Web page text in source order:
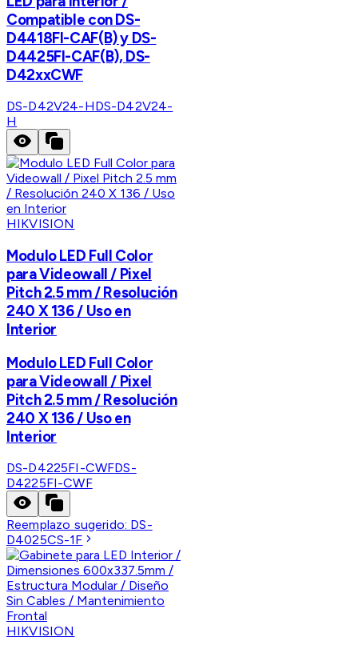
Compatible con DS-
D4418FI-CAF(B) y DS-
D4425FI-CAF(B), DS-
D42xxCWF
DS-D42V24-HDS-D42V24-
H
HIKVISION
Modulo LED Full Color
para Videowall / Pixel
Pitch 2.5 mm / Resolución
240 X 136 / Uso en
Interior
Modulo LED Full Color
para Videowall / Pixel
Pitch 2.5 mm / Resolución
240 X 136 / Uso en
Interior
DS-D4225FI-CWFDS-
D4225FI-CWF
Reemplazo sugerido: DS-
D4025CS-1F
HIKVISION